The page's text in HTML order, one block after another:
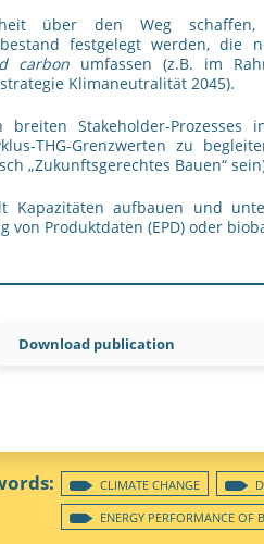
über den Weg
festgelegt werden, die
carbon umfassen (z.B. im
Klimaneutralität 2045).
breiten Stakeholder-
THG-Grenzwerten zu
„Zukunftsgerechtes Bauen“
Kapazitäten aufbauen und
von Produktdaten (EPD) oder
Download publication
CLIMATE CHANGE
ENERGY PERFORMANCE OF